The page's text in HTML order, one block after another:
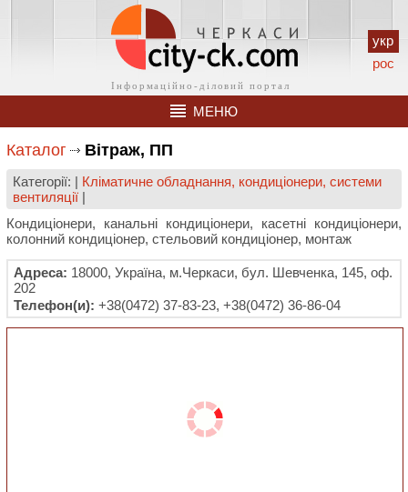
укр
рос
МЕНЮ
Каталог Вітраж, ПП
Категорії: | Кліматичне обладнання, кондиціонери, системи
вентиляції |
Кондиціонери, канальні кондиціонери, касетні кондиціонери,
колонний кондиціонер, стельовий кондиціонер, монтаж
Адреса: 18000, Україна, м.Черкаси, бул. Шевченка, 145, оф.
202
Телефон(и): +38(0472) 37-83-23, +38(0472) 36-86-04